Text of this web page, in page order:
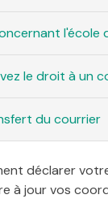
l'école
le droit à un
du courrier
déclarer
à jour vos